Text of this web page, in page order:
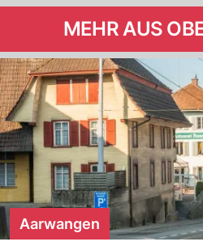
MEHR AUS
Aarwangen